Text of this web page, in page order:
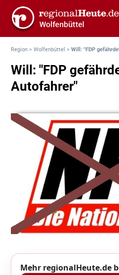
Region >Wolfenbüttel >Will: "FDP
Will: "FDP
Autofahrer"
Mehr regionalHeute.de